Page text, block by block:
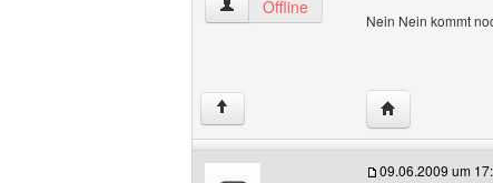
hpbk-fundgrube-design Benutzer-
Offline
Nein Nein kommt
↑ Website dieses
09.06.2009 um